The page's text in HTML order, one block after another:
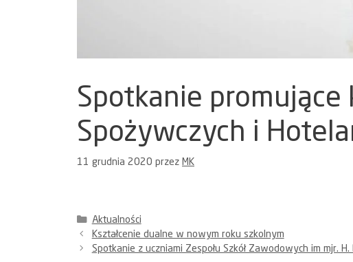
Spotkanie promujące
Spożywczych i
11 grudnia 2020 przez MK
Kategorie
Aktualności
Kształcenie dualne w nowym roku szkolnym
Spotkanie z uczniami Zespołu Szkół Zawodowych im mjr. H.